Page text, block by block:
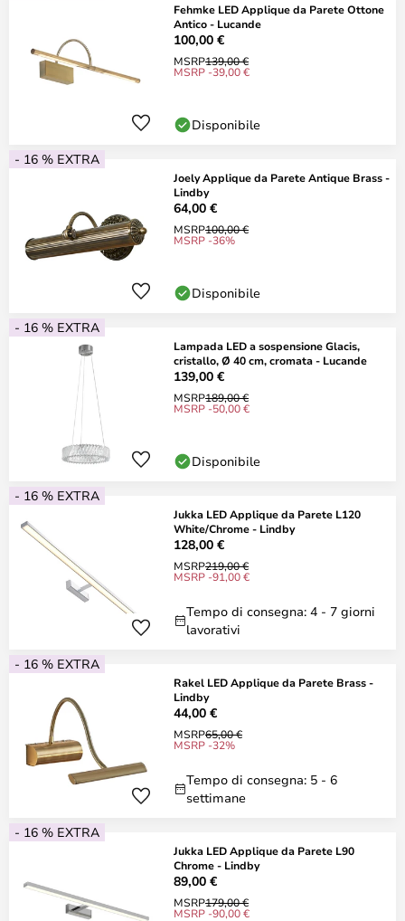
Fehmke LED Applique da Parete Ottone
Antico - Lucande
100,00 €
MSRP139,00 €
MSRP -39,00 €
Disponibile
- 16 % EXTRA
Joely Applique da Parete Antique Brass -
Lindby
64,00 €
MSRP100,00 €
MSRP -36%
Disponibile
- 16 % EXTRA
Lampada LED a sospensione Glacis,
cristallo, Ø 40 cm, cromata - Lucande
139,00 €
MSRP189,00 €
MSRP -50,00 €
Disponibile
- 16 % EXTRA
Jukka LED Applique da Parete L120
White/Chrome - Lindby
128,00 €
MSRP219,00 €
MSRP -91,00 €
Tempo di consegna: 4 - 7 giorni
lavorativi
- 16 % EXTRA
Rakel LED Applique da Parete Brass -
Lindby
44,00 €
MSRP65,00 €
MSRP -32%
Tempo di consegna: 5 - 6
settimane
- 16 % EXTRA
Jukka LED Applique da Parete L90
Chrome - Lindby
89,00 €
MSRP179,00 €
MSRP -90,00 €